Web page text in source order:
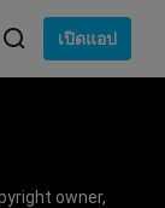
เปิดแอป
owner,